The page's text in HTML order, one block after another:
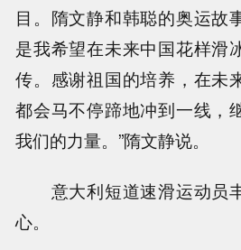
目。隋文静和韩聪的奥运故
是我希望在未来中国花样滑
传。感谢祖国的培养，在未
都会马不停蹄地冲到一线，
我们的力量。”隋文静说。
意大利短道速滑运动员
心。